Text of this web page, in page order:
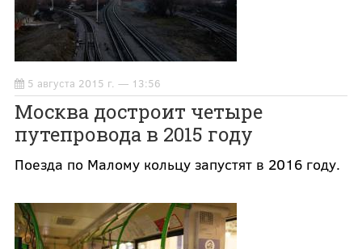
5 августа 2015 г. — 13:56
Москва достроит четыре
путепровода в 2015 году
Поезда по Малому кольцу запустят в 2016 году.